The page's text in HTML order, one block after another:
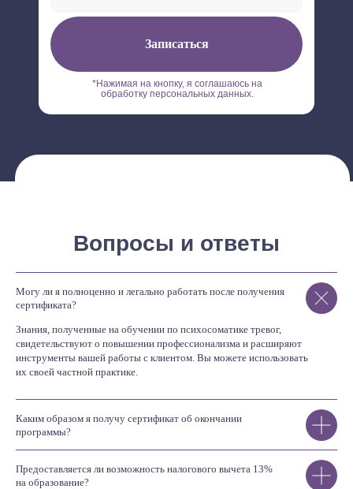
*Нажимая на кнопку, я соглашаюсь на
обработку персональных данных.
Записаться
Вопросы и ответы
Могу ли я полноценно и легально работать после получения
сертификата?
Знания, полученные на обучении по психосоматике тревог,
свидетельствуют о повышении профессионализма и расширяют
инструменты вашей работы с клиентом. Вы можете использовать
их своей частной практике.
Каким образом я получу сертификат об окончании
программы?
Предоставляется ли возможность налогового вычета 13%
на образование?